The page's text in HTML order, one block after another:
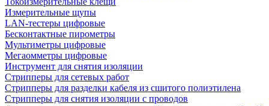
Измерительные щупы
LAN-тестеры цифровые
Бесконтактные пирометры
Мультиметры цифровые
Мегаомметры цифровые
Инструмент для снятия изоляции
Стрипперы для сетевых работ
Стрипперы для разделки кабеля из сшитого полиэтилена
Cтрипперы для снятия изоляции с проводов